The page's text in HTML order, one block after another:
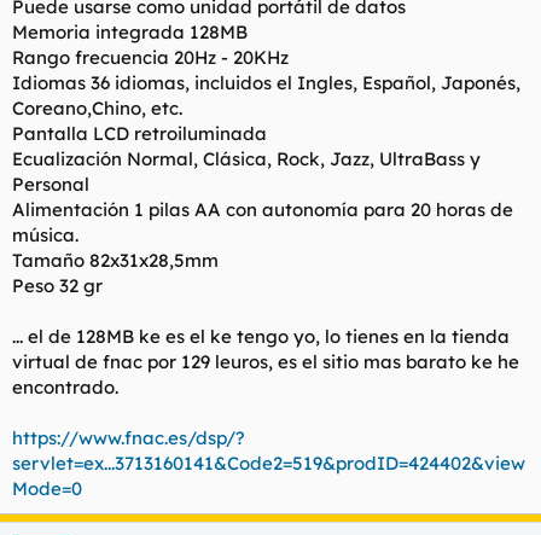
Puede usarse como unidad portátil de datos
Memoria integrada 128MB
Rango frecuencia 20Hz - 20KHz
Idiomas 36 idiomas, incluidos el Ingles, Español, Japonés,
Coreano,Chino, etc.
Pantalla LCD retroiluminada
Ecualización Normal, Clásica, Rock, Jazz, UltraBass y
Personal
Alimentación 1 pilas AA con autonomía para 20 horas de
música.
Tamaño 82x31x28,5mm
Peso 32 gr
... el de 128MB ke es el ke tengo yo, lo tienes en la tienda
virtual de fnac por 129 leuros, es el sitio mas barato ke he
encontrado.
https://www.fnac.es/dsp/?
servlet=ex...3713160141&Code2=519&prodID=424402&view
Mode=0